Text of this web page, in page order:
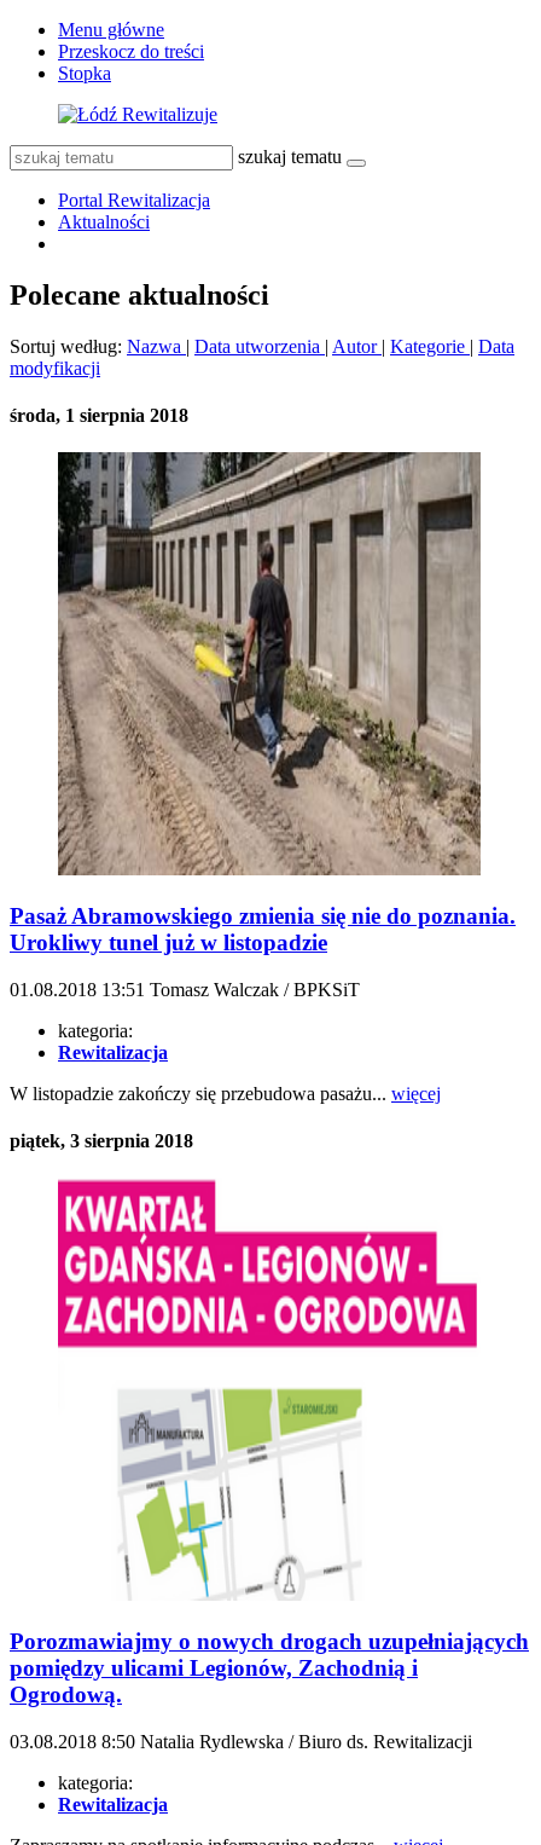
Menu główne
Przeskocz do treści
Stopka
szukaj tematu
Portal Rewitalizacja
Aktualności
Polecane aktualności
Sortuj według: Nazwa | Data utworzenia | Autor | Kategorie | Data
modyfikacji
środa, 1 sierpnia 2018
Pasaż Abramowskiego zmienia się nie do poznania.
Urokliwy tunel już w listopadzie
01.08.2018 13:51 Tomasz Walczak / BPKSiT
kategoria:
Rewitalizacja
W listopadzie zakończy się przebudowa pasażu... więcej
piątek, 3 sierpnia 2018
Porozmawiajmy o nowych drogach uzupełniających
pomiędzy ulicami Legionów, Zachodnią i
Ogrodową.
03.08.2018 8:50 Natalia Rydlewska / Biuro ds. Rewitalizacji
kategoria:
Rewitalizacja